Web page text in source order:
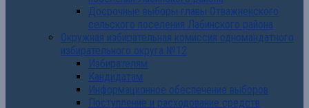
Досрочные выборы главы Отважненского
сельского поселения Лабинского района
Окружная избирательная комиссия одномандатного
избирательного округа №12
Избирателям
Кандидатам
Информационное обеспечение выборов
Поступление и расходование средств